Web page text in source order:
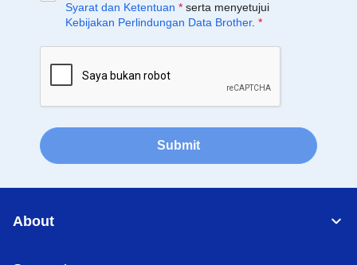
Syarat dan Ketentuan * serta menyetujui
Kebijakan Perlindungan Data Brother. *
Submit
About